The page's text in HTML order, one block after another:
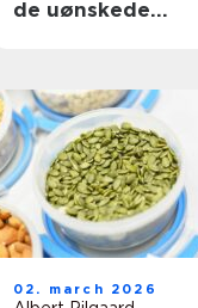
de uønskede
02. march 2026